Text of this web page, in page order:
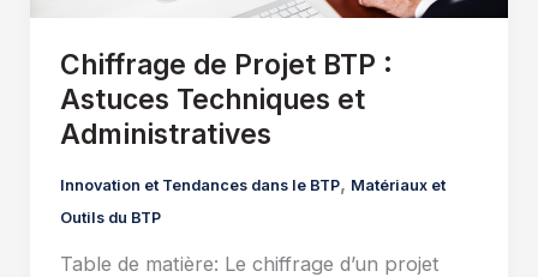
Chiffrage de Projet BTP :
Astuces Techniques et
Administratives
Innovation et Tendances dans le BTP, Matériaux et
Outils du BTP
Table de matière: Le chiffrage d’un projet